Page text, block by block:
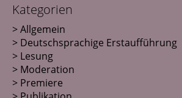
Kategorien
Allgemein
Deutschsprachige Erstaufführung
Lesung
Moderation
Premiere